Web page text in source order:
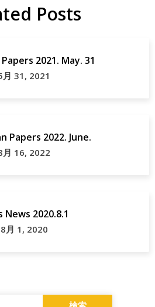
Posts
2021. May. 31
月 31, 2021
Papers 2022. June.
月 16, 2022
News 2020.8.1
8月 1, 2020